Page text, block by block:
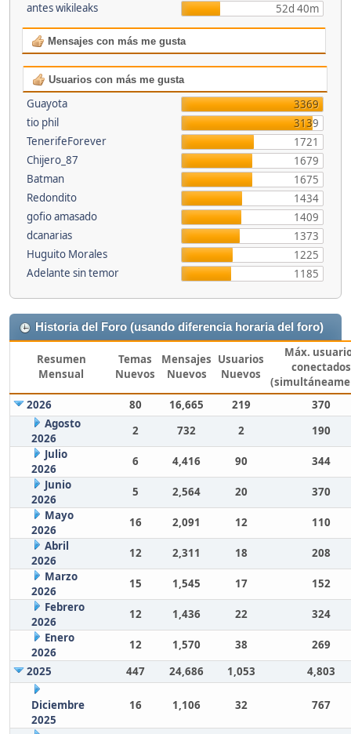
antes wikileaks
52d 40m
Mensajes con más me gusta
Usuarios con más me gusta
Guayota
3369
tio phil
3139
TenerifeForever
1721
Chijero_87
1679
Batman
1675
Redondito
1434
gofio amasado
1409
dcanarias
1373
Huguito Morales
1225
Adelante sin temor
1185
Historia del Foro (usando diferencia horaria del foro)
Resumen
Mensual
Temas
Nuevos
Mensajes
Nuevos
Usuarios
Nuevos
Máx.
conectados
2026
80 16,665 219
370
Agosto
2026
2 732 2
190
Julio
2026
6 4,416 90
344
Junio
2026
5 2,564 20
370
Mayo
2026
16 2,091 12
110
Abril
2026
12 2,311 18
208
Marzo
2026
15 1,545 17
152
Febrero
2026
12 1,436 22
324
Enero
2026
12 1,570 38
269
2025
447 24,686 1,053 4,803
Diciembre
2025
16 1,106 32 767